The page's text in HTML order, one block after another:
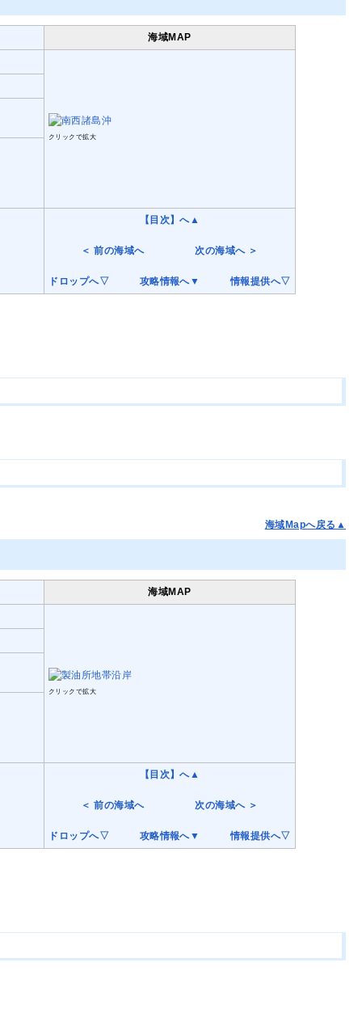
海域MAP
クリックで拡大
【目次】へ▲
＜ 前の海域へ・・・・・次の海域へ ＞
ドロップへ▽ 攻略情報へ▼ ・・・情報提供へ▽
海域Mapへ戻る▲
海域MAP
クリックで拡大
【目次】へ▲
＜ 前の海域へ・・・・・次の海域へ ＞
ドロップへ▽ 攻略情報へ▼ ・・・情報提供へ▽